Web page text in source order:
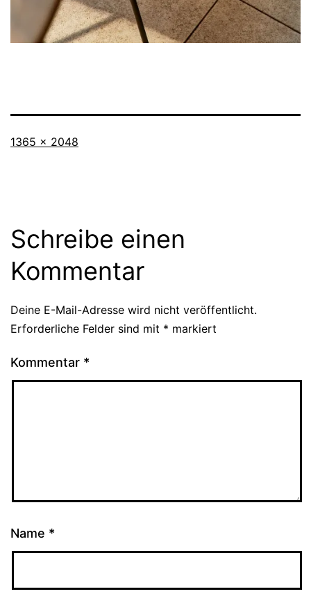
Originalgröße
1365 × 2048
Schreibe einen
Kommentar
Deine E-Mail-Adresse wird nicht veröffentlicht.
Erforderliche Felder sind mit * markiert
Kommentar *
Name *